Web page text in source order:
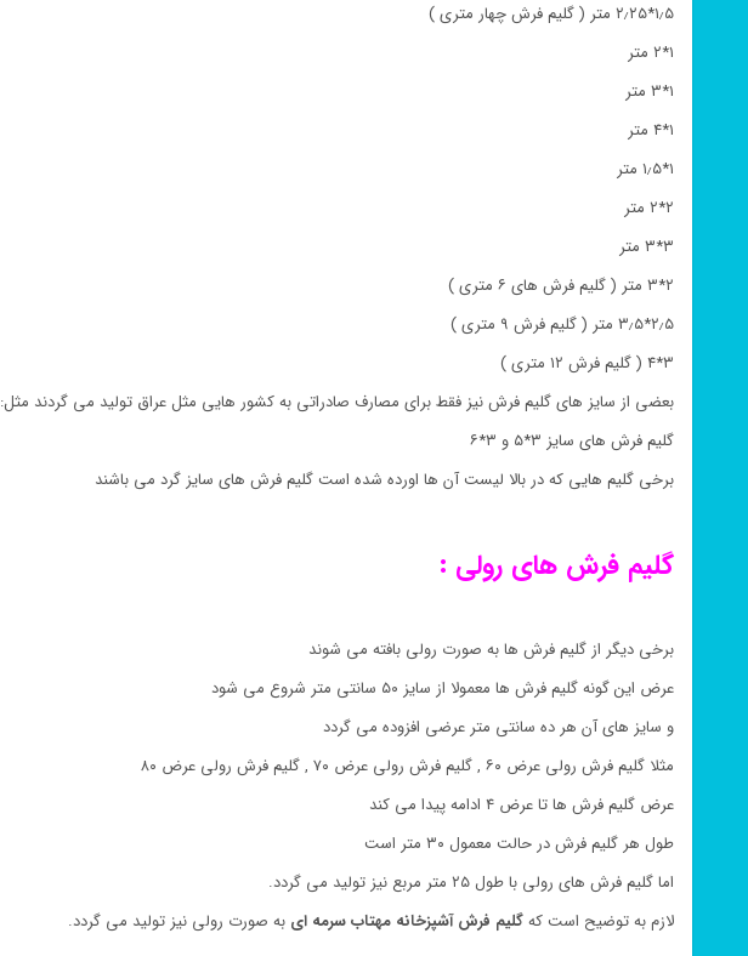
۱٫۵*۲٫۲۵ متر ( گلیم فرش چهار متری )
۱*۲ متر
۱*۳ متر
۱*۴ متر
۱*۱٫۵ متر
۲*۲ متر
۳*۳ متر
۲*۳ متر ( گلیم فرش های ۶ متری )
۲٫۵*۳٫۵ متر ( گلیم فرش ۹ متری )
۳*۴ ( گلیم فرش ۱۲ متری )
بعضی از سایز های گلیم فرش نیز فقط برای مصارف صادراتی به کشور هایی مثل عراق تولید می گردند مثل:
گلیم فرش های سایز ۳*۵ و ۳*۶
برخی گلیم هایی که در بالا لیست آن ها اورده شده است گلیم فرش های سایز گرد می باشند
گلیم فرش های رولی :
برخی دیگر از گلیم فرش ها به صورت رولی بافته می شوند
عرض این گونه گلیم فرش ها معمولا از سایز ۵۰ سانتی متر شروع می شود
و سایز های آن هر ده سانتی متر عرضی افزوده می گردد
مثلا گلیم فرش رولی عرض ۶۰ , گلیم فرش رولی عرض ۷۰ , گلیم فرش رولی عرض ۸۰
عرض گلیم فرش ها تا عرض ۴ ادامه پیدا می کند
طول هر گلیم فرش در حالت معمول ۳۰ متر است
اما گلیم فرش های رولی با طول ۲۵ متر مربع نیز تولید می گردد.
لازم به توضیح است کهگلیم فرشآشپزخانهمهتاب سرمه ای به صورت رولی نیز تولید می گردد.